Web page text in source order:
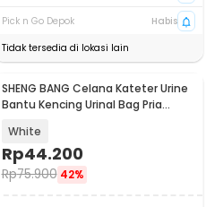
Pick n Go Depok
Habis
Tidak tersedia di lokasi lain
SHENG BANG Celana Kateter Urine
Bantu Kencing Urinal Bag Pria
White
Rp44.200
Rp75.900 42%